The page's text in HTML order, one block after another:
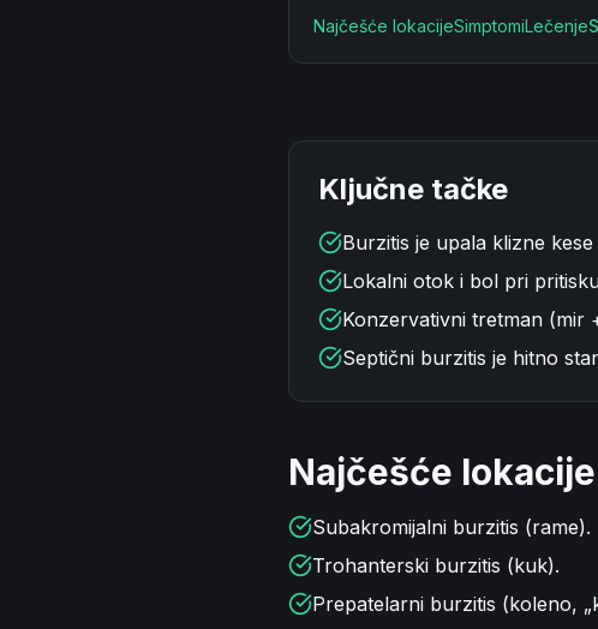
Najčešće lokacijeSimptomiLečenje
Ključne tačke
Burzitis je upala klizne
Lokalni otok i bol pri
Konzervativni tretman (mir
Septični burzitis je hitno
Najčešće lokacije
Subakromijalni burzitis (rame).
Trohanterski burzitis (kuk).
Prepatelarni burzitis (koleno,